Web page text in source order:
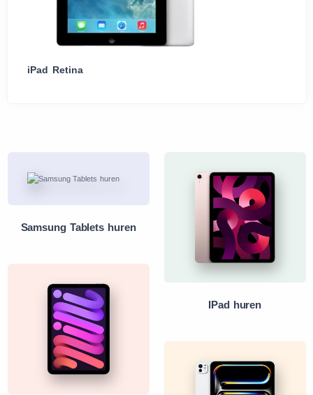
iPad Retina
Samsung Tablets huren
IPad huren